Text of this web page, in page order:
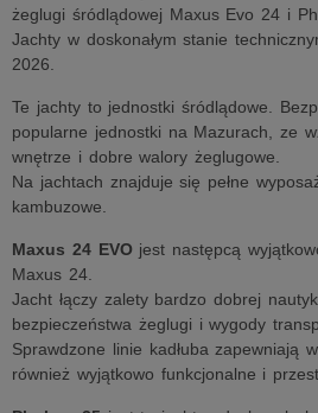
żeglugi śródlądowej Maxus Evo 24 i
Jachty w doskonałym stanie
2026.
Te jachty to jednostki śródlądowe.
popularne jednostki na Mazurach, ze
wnętrze i dobre walory żeglugowe.
Na jachtach znajduje się pełne
kambuzowe.
Maxus 24 EVOjest następcą
Maxus 24.
Jacht łączy zalety bardzo dobrej
bezpieczeństwa żeglugi i wygody
Sprawdzone linie kadłuba zapewniają
również wyjątkowo funkcjonalne i